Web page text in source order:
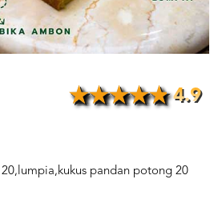
4.9
pandan potong 20